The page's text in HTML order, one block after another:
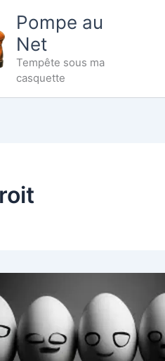
Pompe au
Net
Tempête sous ma
casquette